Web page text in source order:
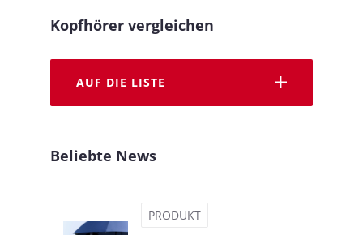
Kopfhörer vergleichen
AUF DIE LISTE
Beliebte News
PRODUKT